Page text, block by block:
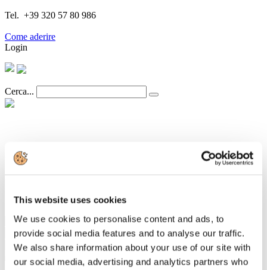
This website uses cookies
We use cookies to personalise content and ads, to
provide social media features and to analyse our traffic.
We also share information about your use of our site with
our social media, advertising and analytics partners who
Tel. +39 320 57 80 986
Come aderire
Login
Cerca...
I Soci
Associazioni del Territorio
Cerca